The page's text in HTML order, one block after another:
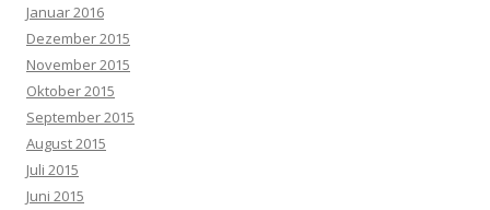
Januar 2016
Dezember 2015
November 2015
Oktober 2015
September 2015
August 2015
Juli 2015
Juni 2015